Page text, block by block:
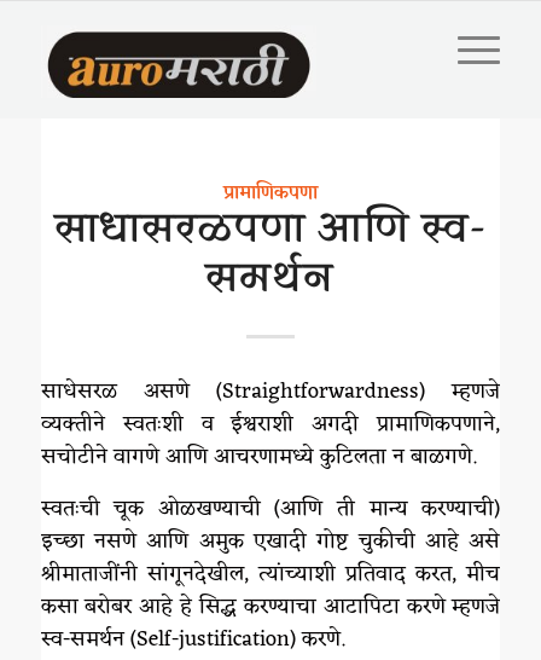
प्रामाणिकपणा
साधासरळपणा आणि स्व-
समर्थन
साधेसरळ असणे (Straightforwardness) म्हणजे
व्यक्तीने स्वतःशी व ईश्वराशी अगदी प्रामाणिकपणाने,
सचोटीने वागणे आणि आचरणामध्ये कुटिलता न बाळगणे.
स्वतःची चूक ओळखण्याची (आणि ती मान्य करण्याची)
इच्छा नसणे आणि अमुक एखादी गोष्ट चुकीची आहे असे
श्रीमाताजींनी सांगूनदेखील, त्यांच्याशी प्रतिवाद करत, मीच
कसा बरोबर आहे हे सिद्ध करण्याचा आटापिटा करणे म्हणजे
स्व-समर्थन (Self-justification) करणे.